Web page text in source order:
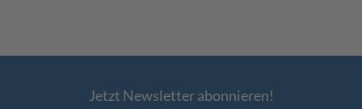
Jetzt Newsletter abonnieren!